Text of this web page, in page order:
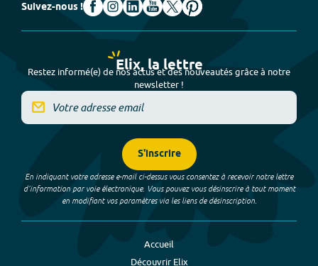
Suivez-nous !
Elix, la lettre
Restez informé(e) de nos actus et des nouveautés grâce à notre
newsletter !
S'inscrire
En indiquant votre adresse e-mail ci-dessus vous consentez à recevoir notre lettre
d’information par voie électronique. Vous pouvez vous désinscrire à tout moment
en modifiant vos paramètres via les liens de désinscription.
Accueil
Découvrir Elix